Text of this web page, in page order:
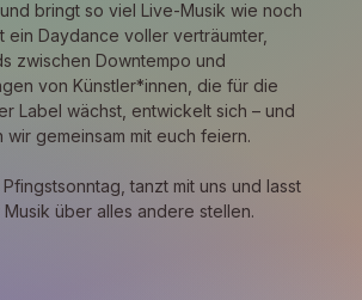
bringt so viel Live-Musik wie noch
ein Daydance voller verträumter,
zwischen Downtempo und
von Künstler*innen, die für die
Label wächst, entwickelt sich – und
wir gemeinsam mit euch feiern.
tanzt mit uns und lasst
über alles andere stellen.